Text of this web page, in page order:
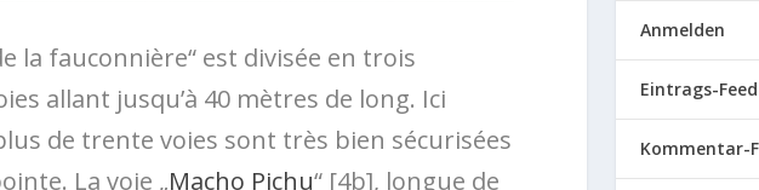
la fauconnière“ est divisée en trois
allant jusqu’à 40 mètres de long. Ici
de trente voies sont très bien sécurisées
La voie „Macho Pichu“ [4b], longue de
Anmelden
Eintrags-Feed
Kommentar-